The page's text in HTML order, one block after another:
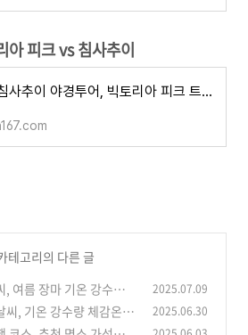
아 피크 vs 침사추이
홍콩 침사추이 야경투어, 빅토리아 피크 트램 야경명소 꼭 가봐야 하는 곳
테고리의 다른 글
2025.07.09
씨, 기온 강수량 체감온도
2025.06.30